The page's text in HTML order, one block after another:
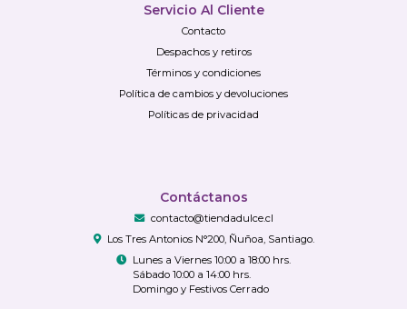
Servicio Al Cliente
Contacto
Despachos y retiros
Términos y condiciones
Política de cambios y devoluciones
Políticas de privacidad
Contáctanos
contacto@tiendadulce.cl
Los Tres Antonios N°200, Ñuñoa, Santiago.
Lunes a Viernes 10:00 a 18:00 hrs.
Sábado 10:00 a 14:00 hrs.
Domingo y Festivos Cerrado